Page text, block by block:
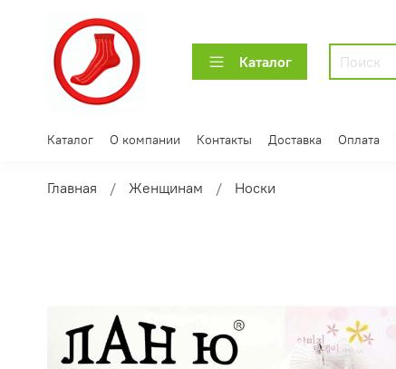
Каталог
Каталог О компании Контакты Доставка Оплата
Главная Женщинам Носки